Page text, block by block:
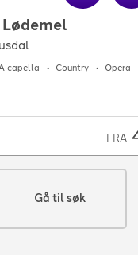
capella Country Opera
FRA
Gå til søk